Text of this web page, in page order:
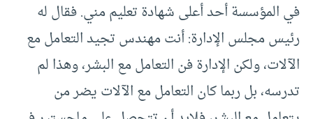
في المؤسسة أحد أعلى شهادة تعليم مني. فقال له
رئيس مجلس الإدارة: أنت مهندس تجيد التعامل مع
الآلات، ولكن الإدارة فن التعامل مع البشر، وهذا لم
تدرسه، بل ربما كان التعامل مع الآلات يضر من